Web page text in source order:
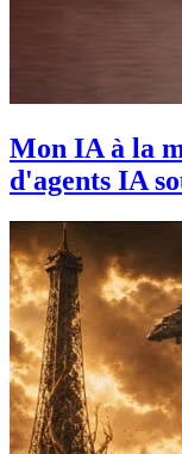
Mon IA à la
d'agents IA